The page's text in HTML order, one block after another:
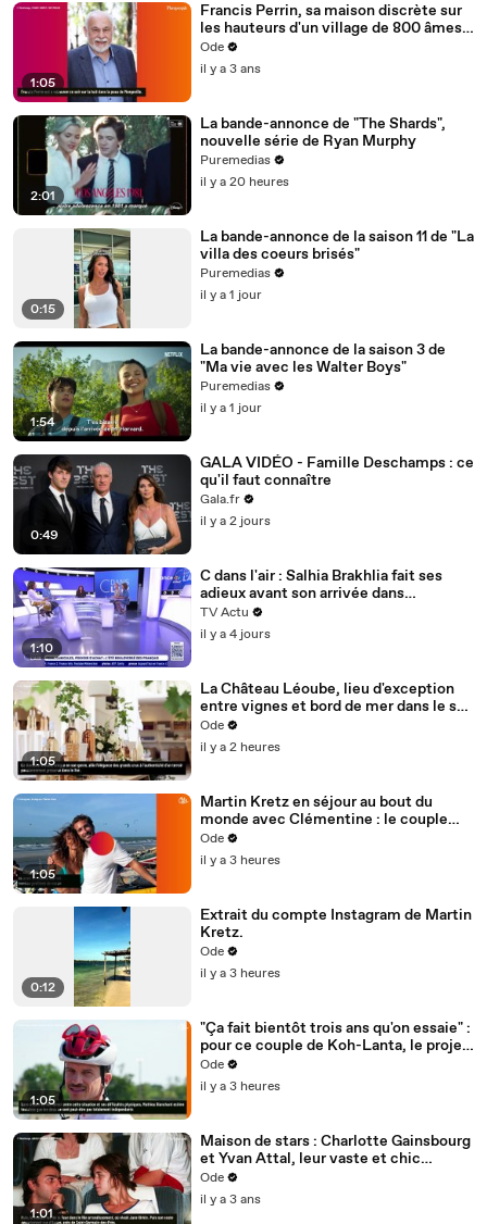
1:05
Francis Perrin, sa maison discrète sur
les hauteurs d'un village de 800 âmes
où il cultive une chose exceptionnelle
Ode
il y a 3 ans
2:01
La bande-annonce de "The Shards",
nouvelle série de Ryan Murphy
Puremedias
il y a 20 heures
0:15
La bande-annonce de la saison 11 de "La
villa des coeurs brisés"
Puremedias
il y a 1 jour
1:54
La bande-annonce de la saison 3 de
"Ma vie avec les Walter Boys"
Puremedias
il y a 1 jour
0:49
GALA VIDÉO - Famille Deschamps : ce
qu'il faut connaître
Gala.fr
il y a 2 jours
1:10
C dans l'air : Salhia Brakhlia fait ses
adieux avant son arrivée dans
Quotidien
TV Actu
il y a 4 jours
1:05
La Château Léoube, lieu d'exception
entre vignes et bord de mer dans le sud
de la France, attire les plus grandes
stars du monde
Ode
il y a 2 heures
1:05
Martin Kretz en séjour au bout du
monde avec Clémentine : le couple
rejoint un lieu cher à Raïssa, la
compagne de Raphaël
Ode
il y a 3 heures
0:12
Extrait du compte Instagram de Martin
Kretz.
Ode
il y a 3 heures
1:05
"Ça fait bientôt trois ans qu'on essaie" :
pour ce couple de Koh-Lanta, le projet
bébé ne se passe pas comme prévu
Ode
il y a 3 heures
1:01
Maison de stars : Charlotte Gainsbourg
et Yvan Attal, leur vaste et chic
appartement "épicentre de la vie
familiale"
Ode
il y a 3 ans